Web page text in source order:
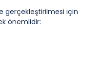
gerçekleştirilmesi için
önemlidir: